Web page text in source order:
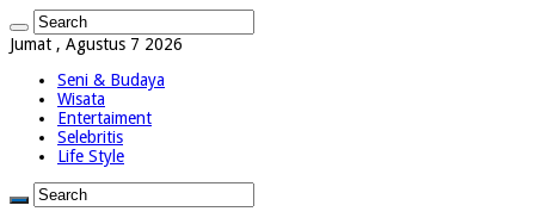
Jumat , Agustus 7 2026
Seni & Budaya
Wisata
Entertaiment
Selebritis
Life Style